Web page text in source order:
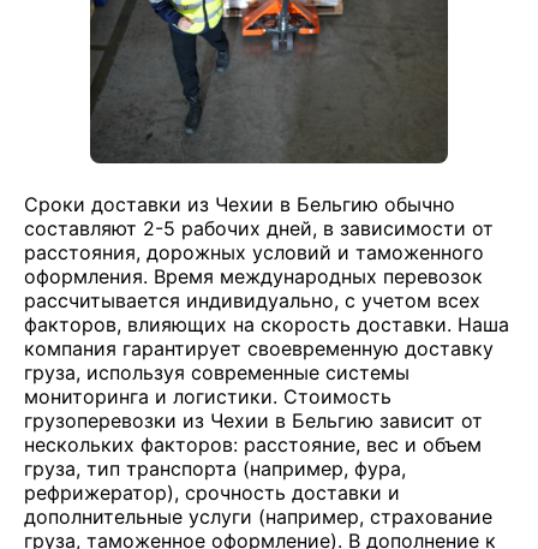
Сроки доставки из Чехии в Бельгию обычно
составляют 2-5 рабочих дней, в зависимости от
расстояния, дорожных условий и таможенного
оформления. Время международных перевозок
рассчитывается индивидуально, с учетом всех
факторов, влияющих на скорость доставки. Наша
компания гарантирует своевременную доставку
груза, используя современные системы
мониторинга и логистики. Стоимость
грузоперевозки из Чехии в Бельгию зависит от
нескольких факторов: расстояние, вес и объем
груза, тип транспорта (например, фура,
рефрижератор), срочность доставки и
дополнительные услуги (например, страхование
груза, таможенное оформление). В дополнение к